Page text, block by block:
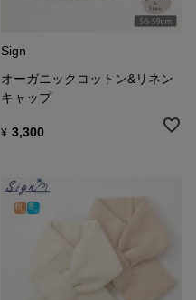
Sign
オーガニックコットン&リネン
キャップ
¥ 3,300